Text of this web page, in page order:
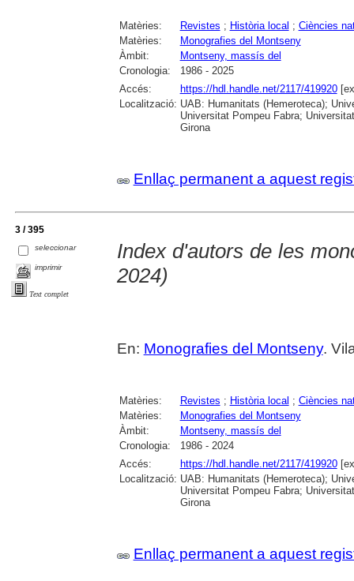
Matèries: Revistes ; Història local ; Ciències
Matèries:
Monografies del Montseny
Àmbit:
Montseny, massís del
Cronologia:
1986 - 2025
Accés:
https://hdl.handle.net/2117/419920
Localització: UAB: Humanitats (Hemeroteca);
Universitat Pompeu Fabra;
Girona
Enllaç permanent a aquest
3 / 395
seleccionar
imprimir
Text complet
Index d'autors de les
2024)
En: Monografies del Montseny.
Matèries: Revistes ; Història local ; Ciències
Matèries:
Monografies del Montseny
Àmbit:
Montseny, massís del
Cronologia:
1986 - 2024
Accés:
https://hdl.handle.net/2117/419920
Localització: UAB: Humanitats (Hemeroteca);
Universitat Pompeu Fabra;
Girona
Enllaç permanent a aquest